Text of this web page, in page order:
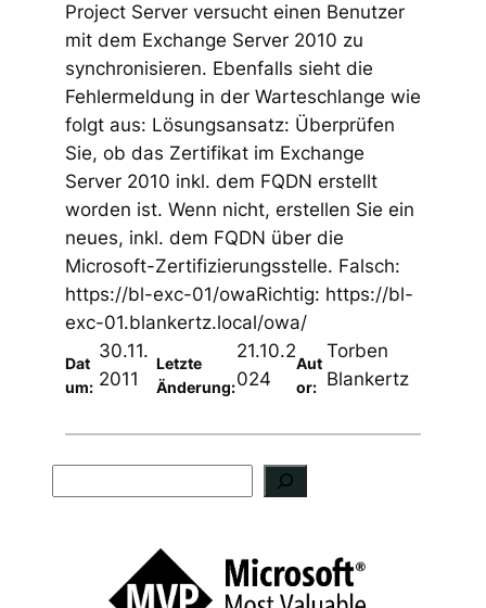
Project Server versucht einen Benutzer
mit dem Exchange Server 2010 zu
synchronisieren. Ebenfalls sieht die
Fehlermeldung in der Warteschlange wie
folgt aus: Lösungsansatz: Überprüfen
Sie, ob das Zertifikat im Exchange
Server 2010 inkl. dem FQDN erstellt
worden ist. Wenn nicht, erstellen Sie ein
neues, inkl. dem FQDN über die
Microsoft-Zertifizierungsstelle. Falsch:
https://bl-exc-01/owaRichtig: https://bl-
exc-01.blankertz.local/owa/
Dat
um:
30.11.
2011
Letzte
Änderung:
21.10.2
024
Aut
or:
Torben
Blankertz